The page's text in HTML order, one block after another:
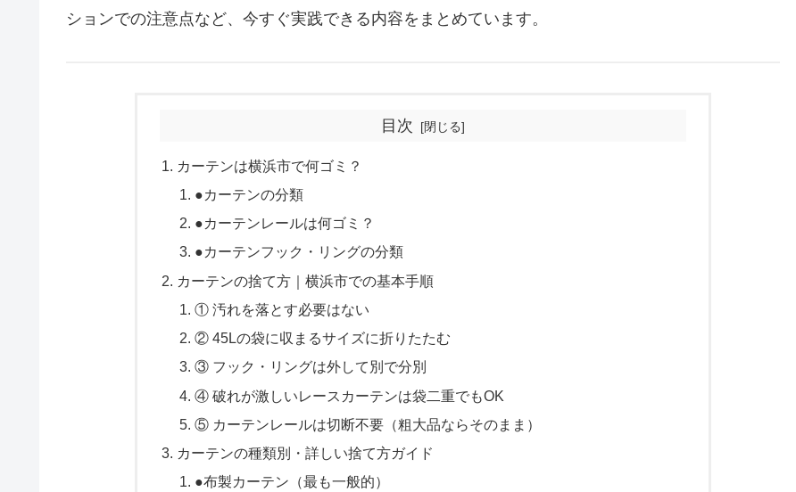
ションでの注意点など、今すぐ実践できる内容をまとめています。
目次
カーテンは横浜市で何ゴミ？
●カーテンの分類
●カーテンレールは何ゴミ？
●カーテンフック・リングの分類
カーテンの捨て方｜横浜市での基本手順
① 汚れを落とす必要はない
② 45Lの袋に収まるサイズに折りたたむ
③ フック・リングは外して別で分別
④ 破れが激しいレースカーテンは袋二重でもOK
⑤ カーテンレールは切断不要（粗大品ならそのまま）
カーテンの種類別・詳しい捨て方ガイド
●布製カーテン（最も一般的）